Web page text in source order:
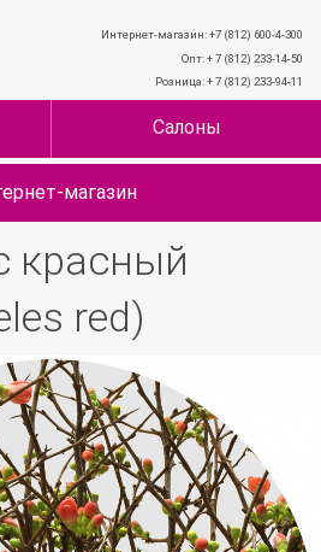
Интернет-магазин: +7 (812) 600-4-300
Опт: + 7 (812) 233-14-50
Розница: + 7 (812) 233-94-11
Салоны
магазин
красный
red)